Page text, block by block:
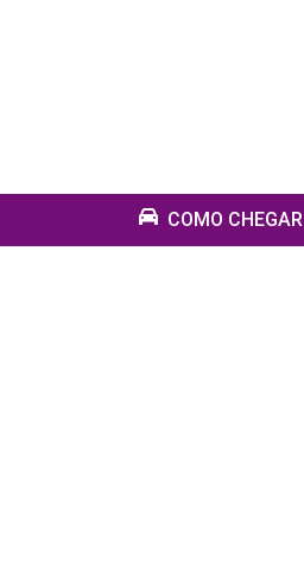
COMO CHEGAR